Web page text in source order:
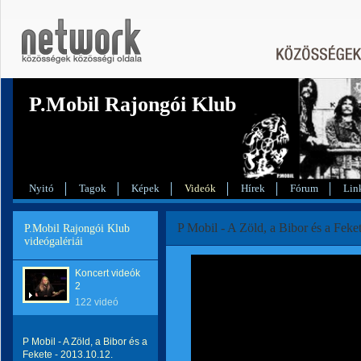
P.Mobil Rajongói Klub
Nyitó Tagok Képek Videók Hírek Fórum
P.Mobil Rajongói Klub
videógalériái
Koncert videók
2
122 videó
P Mobil - A Zöld, a Bibor és a
Fekete - 2013.10.12.
P Mobil - A Zöld, a Bibor és a